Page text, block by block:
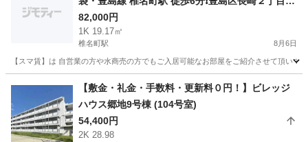
8-4 地図を見る❗️
82,000円
1K 19.17㎡
椎名町駅 8月6日
【スマ賃】は 自営業の方や水商売の方でもご入居可能なお部屋をご紹介させて頂い
椎名町駅 アパート 物件
【敷金・礼金・手数料・更新料０円！】ビレッジ
ハウス郷地9号棟 (104号室)
54,400円
2K 28.98